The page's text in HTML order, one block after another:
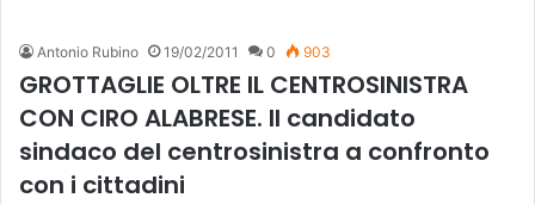
Antonio Rubino 19/02/2011 0 903
GROTTAGLIE OLTRE IL CENTROSINISTRA
CON CIRO ALABRESE. Il candidato
sindaco del centrosinistra a confronto
con i cittadini